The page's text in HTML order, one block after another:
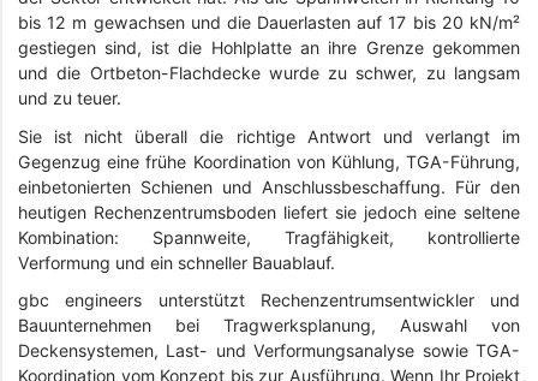
bis 12 m gewachsen und die Dauerlasten auf 17 bis 20 kN/m²
gestiegen sind, ist die Hohlplatte an ihre Grenze gekommen
und die Ortbeton-Flachdecke wurde zu schwer, zu langsam
und zu teuer.
Sie ist nicht überall die richtige Antwort und verlangt im
Gegenzug eine frühe Koordination von Kühlung, TGA-Führung,
einbetonierten Schienen und Anschlussbeschaffung. Für den
heutigen Rechenzentrumsboden liefert sie jedoch eine seltene
Kombination: Spannweite, Tragfähigkeit, kontrollierte
Verformung und ein schneller Bauablauf.
gbc engineers unterstützt Rechenzentrumsentwickler und
Bauunternehmen bei Tragwerksplanung, Auswahl von
Deckensystemen, Last- und Verformungsanalyse sowie TGA-
Koordination vom Konzept bis zur Ausführung. Wenn Ihr Projekt